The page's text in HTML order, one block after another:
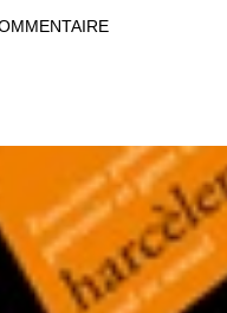
elle a exprimé sa
corriger les excès". Prenant
elle a indiqué qu'il fa...